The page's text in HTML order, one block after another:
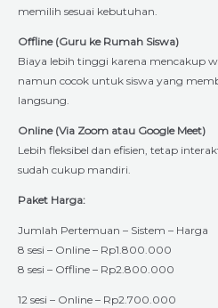
memilih sesuai kebutuhan.
Offline (Guru ke Rumah Siswa)
Biaya lebih tinggi karena mencakup
namun cocok untuk siswa yang
langsung.
Online (Via Zoom atau Google Meet)
Lebih fleksibel dan efisien, tetap
sudah cukup mandiri.
Paket Harga:
Jumlah Pertemuan – Sistem – Harga
8 sesi – Online – Rp1.800.000
8 sesi – Offline – Rp2.800.000
12 sesi – Online – Rp2.700.000